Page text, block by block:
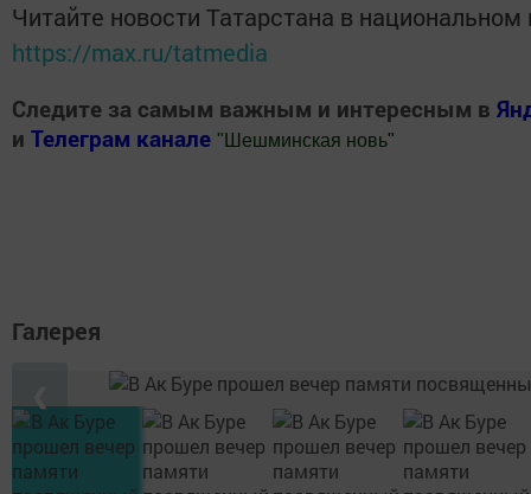
Читайте новости Татарстана в
https://max.ru/tatmedia
Следите за самым важным и интересным в
и Телеграм канале " Шешминская новь"
Галерея